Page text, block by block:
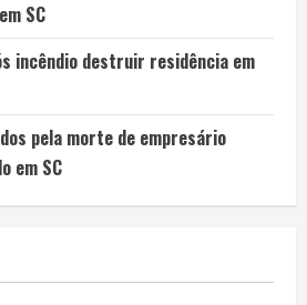
SC
incêndio destruir residência em
pela morte de empresário
em SC